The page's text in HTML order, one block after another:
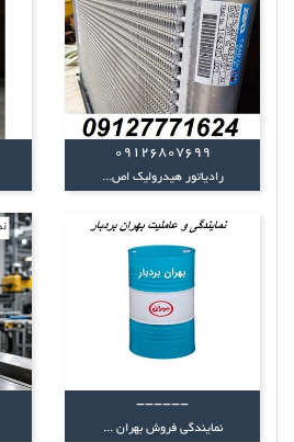
09126807699
رادیاتور هیدرولیک اص...
------
نمایندگی فروش بهران ...